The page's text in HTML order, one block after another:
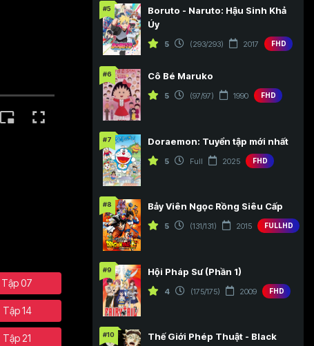
Tập 07
Tập 14
Tập 21
#5
Boruto - Naruto: Hậu Sinh Khả
Úy
5 (293/293) 2017 FHD
#6 Cô Bé Maruko
5 (97/97) 1990 FHD
#7 Doraemon: Tuyển tập mới nhất
5 Full 2025 FHD
#8 Bảy Viên Ngọc Rồng Siêu Cấp
5 (131/131) 2015 FULLHD
#9 Hội Pháp Sư (Phần 1)
4 (175/175) 2009 FHD
#10
Thế Giới Phép Thuật - Black